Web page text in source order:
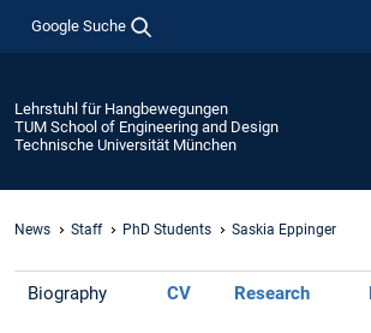
Google Suche
Lehrstuhl für Hangbewegungen
TUM School of Engineering and Design
Technische Universität München
News Staff PhD Students Saskia Eppinger
Biography CV Research